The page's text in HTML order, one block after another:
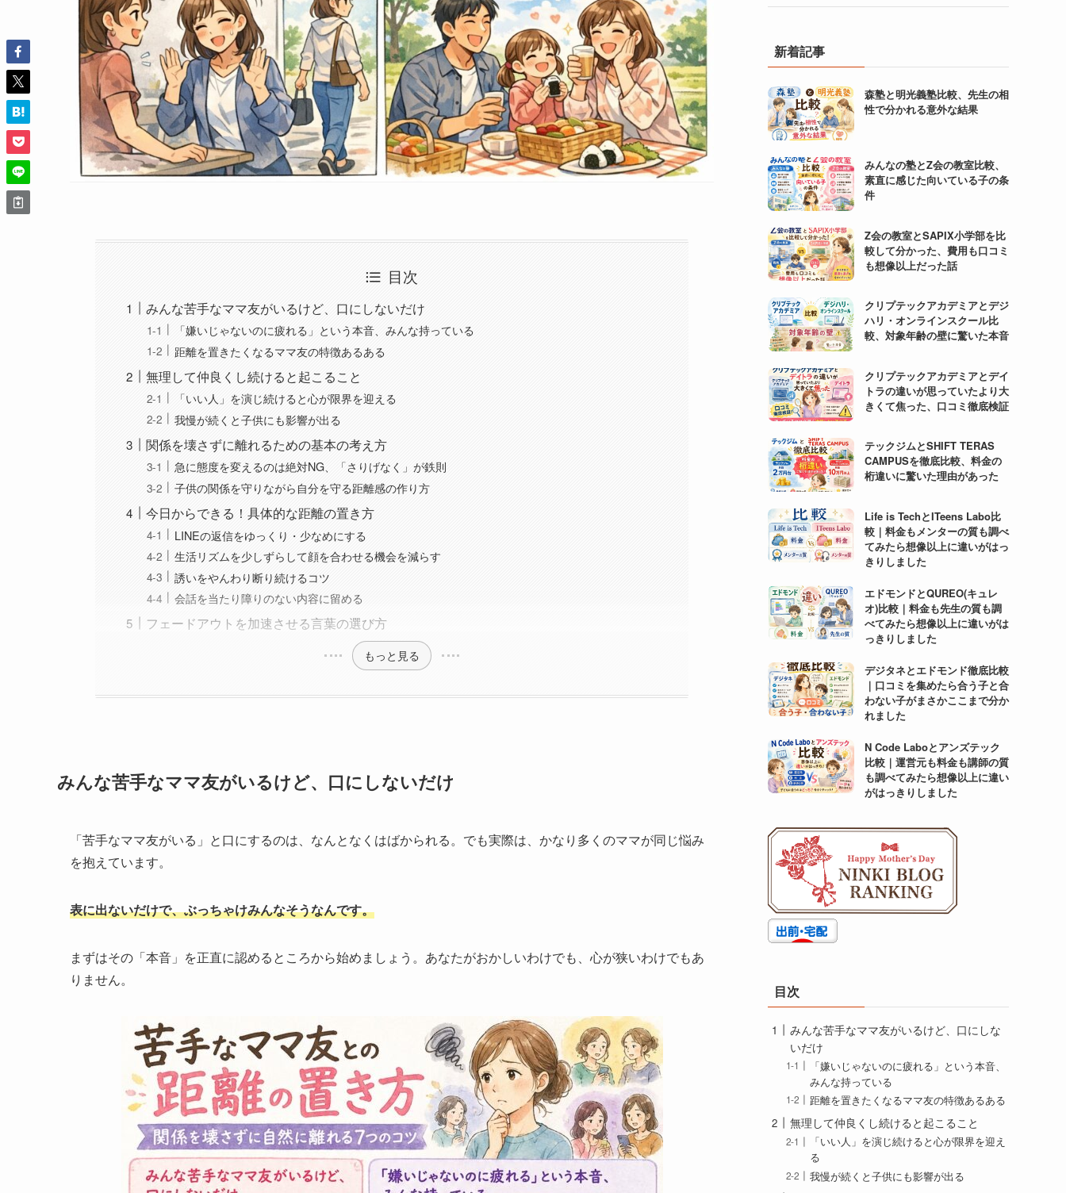
目次
みんな苦手なママ友がいるけど、口にしないだけ
「嫌いじゃないのに疲れる」という本音、みんな持っている
距離を置きたくなるママ友の特徴あるある
無理して仲良くし続けると起こること
「いい人」を演じ続けると心が限界を迎える
我慢が続くと子供にも影響が出る
関係を壊さずに離れるための基本の考え方
急に態度を変えるのは絶対NG、「さりげなく」が鉄則
子供の関係を守りながら自分を守る距離感の作り方
今日からできる！具体的な距離の置き方
LINEの返信をゆっくり・少なめにする
生活リズムを少しずらして顔を合わせる機会を減らす
誘いをやんわり断り続けるコツ
会話を当たり障りのない内容に留める
フェードアウトを加速させる言葉の選び方
もっと見る
みんな苦手なママ友がいるけど、口にしないだけ
「苦手なママ友がいる」と口にするのは、なんとなくはばかられる。でも実際は、かなり多くのママが同じ悩み
を抱えています。
表に出ないだけで、ぶっちゃけみんなそうなんです。
まずはその「本音」を正直に認めるところから始めましょう。あなたがおかしいわけでも、心が狭いわけでもあ
りません。
新着記事
森塾と明光義塾比較、先生の相
性で分かれる意外な結果
みんなの塾とZ会の教室比較、
素直に感じた向いている子の条
件
Z会の教室とSAPIX小学部を比
較して分かった、費用も口コミ
も想像以上だった話
クリプテックアカデミアとデジ
ハリ・オンラインスクール比
較、対象年齢の壁に驚いた本音
クリプテックアカデミアとデイ
トラの違いが思っていたより大
きくて焦った、口コミ徹底検証
テックジムとSHIFT TERAS
CAMPUSを徹底比較、料金の
桁違いに驚いた理由があった
Life is TechとITeens Labo比
較｜料金もメンターの質も調べ
てみたら想像以上に違いがはっ
きりしました
エドモンドとQUREO(キュレ
オ)比較｜料金も先生の質も調
べてみたら想像以上に違いがは
っきりしました
デジタネとエドモンド徹底比較
｜口コミを集めたら合う子と合
わない子がまさかここまで分か
れました
N Code Laboとアンズテック
比較｜運営元も料金も講師の質
も調べてみたら想像以上に違い
がはっきりしました
目次
みんな苦手なママ友がいるけど、口にしな
いだけ
「嫌いじゃないのに疲れる」という本音、
みんな持っている
距離を置きたくなるママ友の特徴あるある
無理して仲良くし続けると起こること
「いい人」を演じ続けると心が限界を迎え
る
我慢が続くと子供にも影響が出る